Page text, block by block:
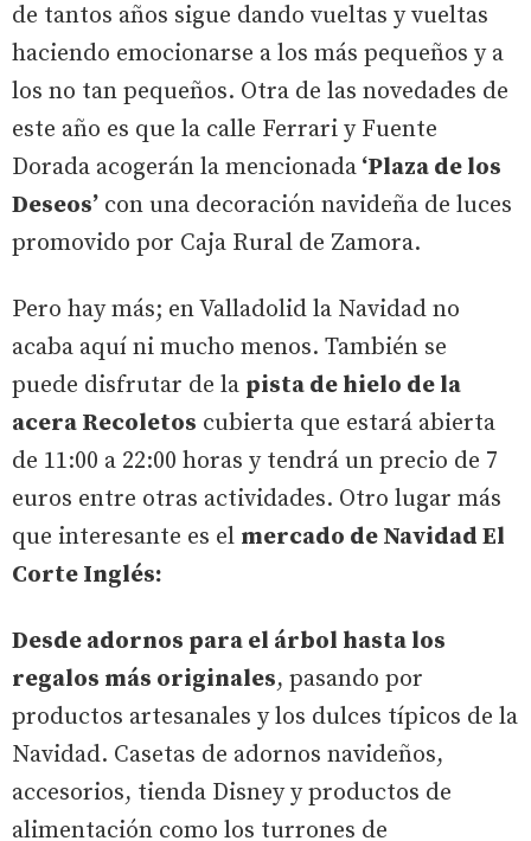
de tantos años sigue dando vueltas y vueltas
haciendo emocionarse a los más pequeños y a
los no tan pequeños. Otra de las novedades de
este año es que la calle Ferrari y Fuente
Dorada acogerán la mencionada ‘Plaza de los
Deseos’ con una decoración navideña de luces
promovido por Caja Rural de Zamora.
Pero hay más; en Valladolid la Navidad no
acaba aquí ni mucho menos. También se
puede disfrutar de la pista de hielo de la
acera Recoletos cubierta que estará abierta
de 11:00 a 22:00 horas y tendrá un precio de 7
euros entre otras actividades. Otro lugar más
que interesante es el mercado de Navidad El
Corte Inglés:
Desde adornos para el árbol hasta los
regalos más originales, pasando por
productos artesanales y los dulces típicos de la
Navidad. Casetas de adornos navideños,
accesorios, tienda Disney y productos de
alimentación como los turrones de